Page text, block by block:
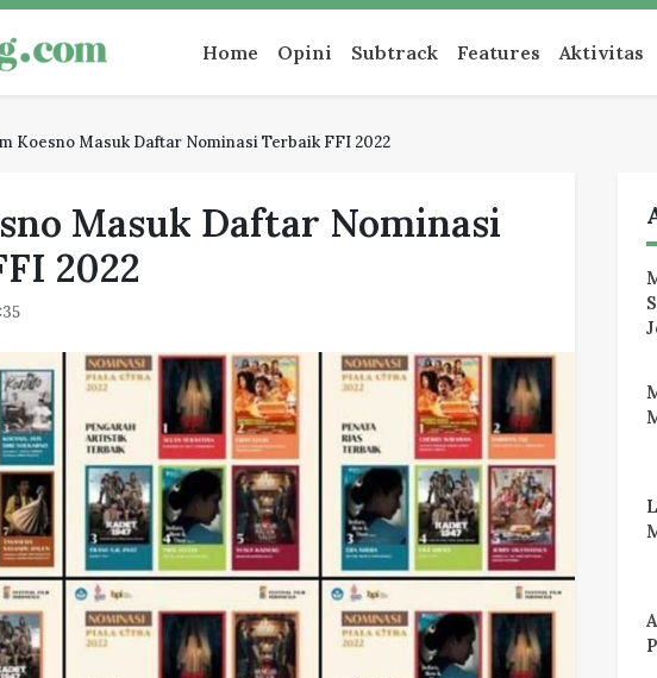
masa depan Home Opini Subtrack Features Aktivitas
Koesno Masuk Daftar Nominasi Terbaik FFI 2022
Masuk Daftar Nominasi
2022